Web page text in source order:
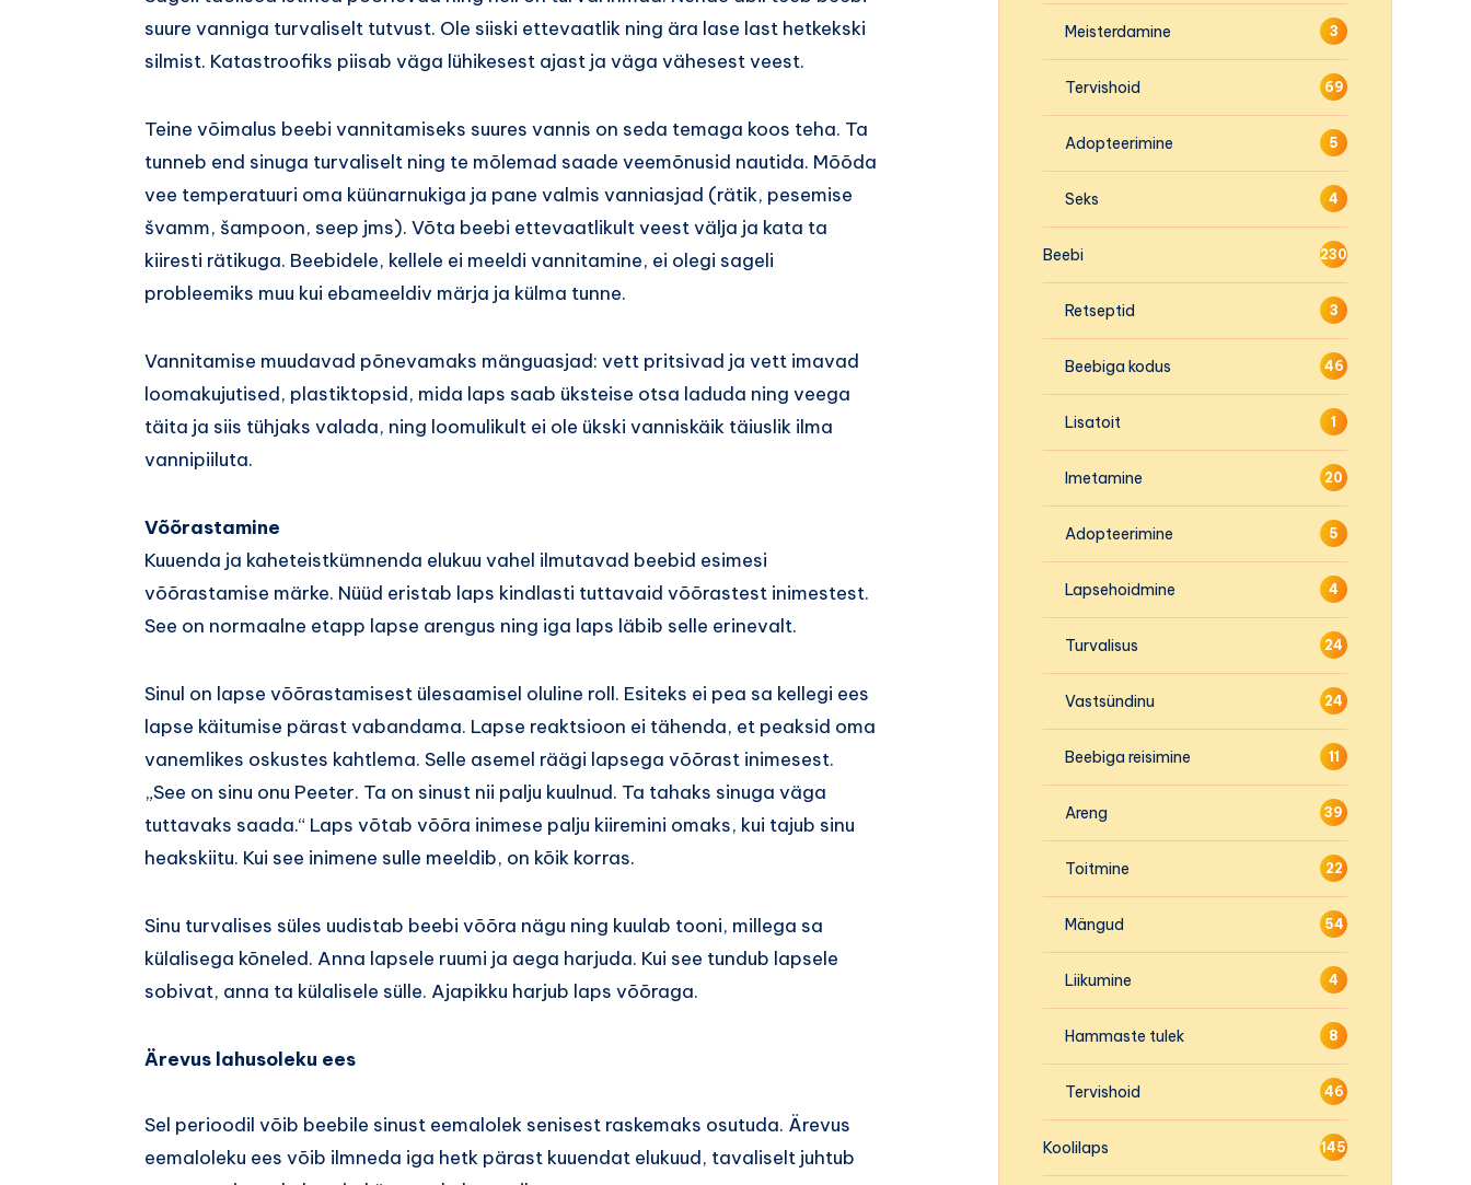
suure vanniga turvaliselt tutvust. Ole siiski ettevaatlik ning ära lase last hetkekski
silmist. Katastroofiks piisab väga lühikesest ajast ja väga vähesest veest.
Teine võimalus beebi vannitamiseks suures vannis on seda temaga koos teha. Ta
tunneb end sinuga turvaliselt ning te mõlemad saade veemõnusid nautida. Mõõda
vee temperatuuri oma küünarnukiga ja pane valmis vanniasjad (rätik, pesemise
švamm, šampoon, seep jms). Võta beebi ettevaatlikult veest välja ja kata ta
kiiresti rätikuga. Beebidele, kellele ei meeldi vannitamine, ei olegi sageli
probleemiks muu kui ebameeldiv märja ja külma tunne.
Vannitamise muudavad põnevamaks mänguasjad: vett pritsivad ja vett imavad
loomakujutised, plastiktopsid, mida laps saab üksteise otsa laduda ning veega
täita ja siis tühjaks valada, ning loomulikult ei ole ükski vanniskäik täiuslik ilma
vannipiiluta.
Võõrastamine
Kuuenda ja kaheteistkümnenda elukuu vahel ilmutavad beebid esimesi
võõrastamise märke. Nüüd eristab laps kindlasti tuttavaid võõrastest inimestest.
See on normaalne etapp lapse arengus ning iga laps läbib selle erinevalt.
Sinul on lapse võõrastamisest ülesaamisel oluline roll. Esiteks ei pea sa kellegi ees
lapse käitumise pärast vabandama. Lapse reaktsioon ei tähenda, et peaksid oma
vanemlikes oskustes kahtlema. Selle asemel räägi lapsega võõrast inimesest.
„See on sinu onu Peeter. Ta on sinust nii palju kuulnud. Ta tahaks sinuga väga
tuttavaks saada.“ Laps võtab võõra inimese palju kiiremini omaks, kui tajub sinu
heakskiitu. Kui see inimene sulle meeldib, on kõik korras.
Sinu turvalises süles uudistab beebi võõra nägu ning kuulab tooni, millega sa
külalisega kõneled. Anna lapsele ruumi ja aega harjuda. Kui see tundub lapsele
sobivat, anna ta külalisele sülle. Ajapikku harjub laps võõraga.
Ärevus lahusoleku ees
Sel perioodil võib beebile sinust eemalolek senisest raskemaks osutuda. Ärevus
eemaloleku ees võib ilmneda iga hetk pärast kuuendat elukuud, tavaliselt juhtub
Meisterdamine 3
Tervishoid 69
Adopteerimine 5
Seks 4
Beebi 230
Retseptid 3
Beebiga kodus 46
Lisatoit 1
Imetamine 20
Adopteerimine 5
Lapsehoidmine 4
Turvalisus 24
Vastsündinu 24
Beebiga reisimine 11
Areng 39
Toitmine 22
Mängud 54
Liikumine 4
Hammaste tulek 8
Tervishoid 46
Koolilaps 145